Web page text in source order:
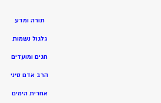
תורה ומדע
גלגול נשמות
חגים ומועדים
הרב אדם סיני
אחרית הימים